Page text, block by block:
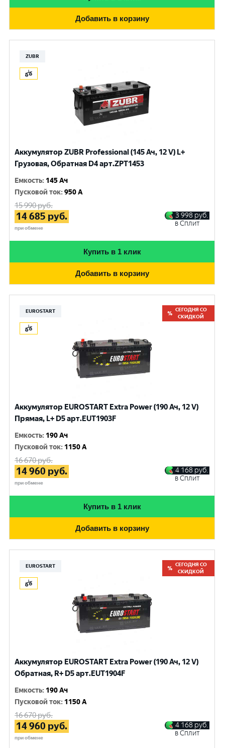
Добавить в корзину
ZUBR
Аккумулятор ZUBR Professional (145 Ач, 12 V) L+
Грузовая, Обратная D4 арт.ZPT1453
Емкость: 145 Ач
Пусковой ток:950 A
15 990руб.
14 685 руб.
при обмене
3 998 руб.
в Сплит
Купить в 1 клик
Добавить в корзину
EUROSTART
СЕГОДНЯ СО
СКИДКОЙ
Аккумулятор EUROSTART Extra Power (190 Ач, 12 V)
Прямая, L+ D5 арт.EUT1903F
Емкость: 190 Ач
Пусковой ток: 1150 A
16 670руб.
14 960 руб.
при обмене
4 168 руб.
в Сплит
Купить в 1 клик
Добавить в корзину
EUROSTART
СЕГОДНЯ СО
СКИДКОЙ
Аккумулятор EUROSTART Extra Power (190 Ач, 12 V)
Обратная, R+ D5 арт.EUT1904F
Емкость: 190 Ач
Пусковой ток: 1150 A
16 670руб.
14 960 руб.
при обмене
4 168 руб.
в Сплит